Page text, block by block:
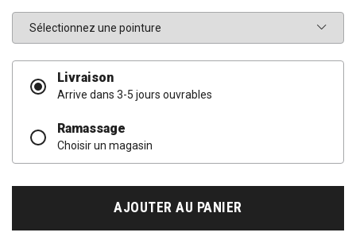
Livraison
Arrive dans 3-5 jours ouvrables
Ramassage
Choisir un magasin
AJOUTER AU PANIER